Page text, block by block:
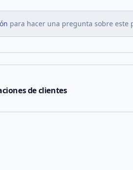
para hacer una pregunta sobre este
de clientes